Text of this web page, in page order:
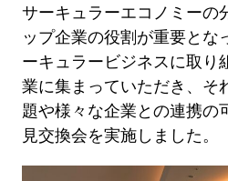
サーキュラーエコノミーの
ップ企業の役割が重要とな
ーキュラービジネスに取り
業に集まっていただき、そ
題や様々な企業との連携の
見交換会を実施しました。